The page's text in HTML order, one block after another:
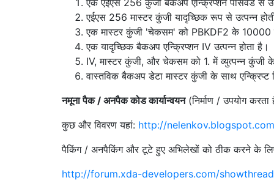
एईएस 256 मास्टर कुंजी यादृच्छिक रूप से उत्पन्न
एक मास्टर कुंजी 'चेकसम' को PBKDF2 के 10000
एक यादृच्छिक बैकअप एन्क्रिप्शन IV उत्पन्न होता है।
IV, मास्टर कुंजी, और चेकसम को 1. में व्युत्पन्न कुंजी
वास्तविक बैकअप डेटा मास्टर कुंजी के साथ
नमूना पैक / अनपैक कोड कार्यान्वयन(निर्माण / उपयोग
कुछ और विवरण यहां: http://
पैकिंग / अनपैकिंग और टूटे हुए अभिलेखों को ठीक करने के लिए
http://forum.xda-developers.com/